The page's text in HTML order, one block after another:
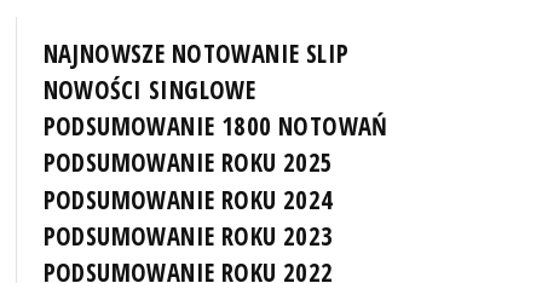
NAJNOWSZE NOTOWANIE SLIP
NOWOŚCI SINGLOWE
PODSUMOWANIE 1800 NOTOWAŃ
PODSUMOWANIE ROKU 2025
PODSUMOWANIE ROKU 2024
PODSUMOWANIE ROKU 2023
PODSUMOWANIE ROKU 2022